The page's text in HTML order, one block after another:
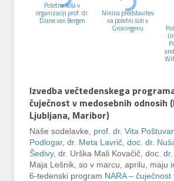
Poletna šola v
organizaciji prof. dr.
Diane van Bergen
Ninina predstavitev
na poletni šoli v
Groningenu
Izvedba večtedenskega
čuječnost v medosebnih odnosih
Ljubljana, Maribor)
Naše sodelavke, prof. dr. Vita
Podlogar,dr. Meta Lavrič ,doc. dr.
Šedivy, dr. Urška Mali Kovačič, doc .
Maja Lešnik, so v marcu, aprilu, maju
6-tedenski program NARA –